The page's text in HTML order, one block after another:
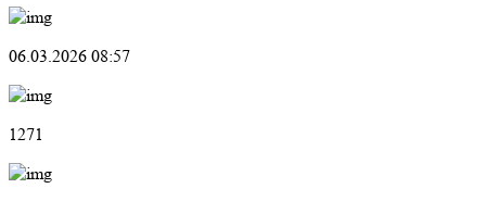
06.03.2026 08:57
1271